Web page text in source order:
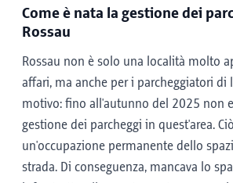
Come è nata la gestione dei
Rossau
Rossau non è solo una località molto
affari, ma anche per i parcheggiatori di
motivo: fino all'autunno del 2025 non
gestione dei parcheggi in quest'area.
un'occupazione permanente dello
strada. Di conseguenza, mancava lo